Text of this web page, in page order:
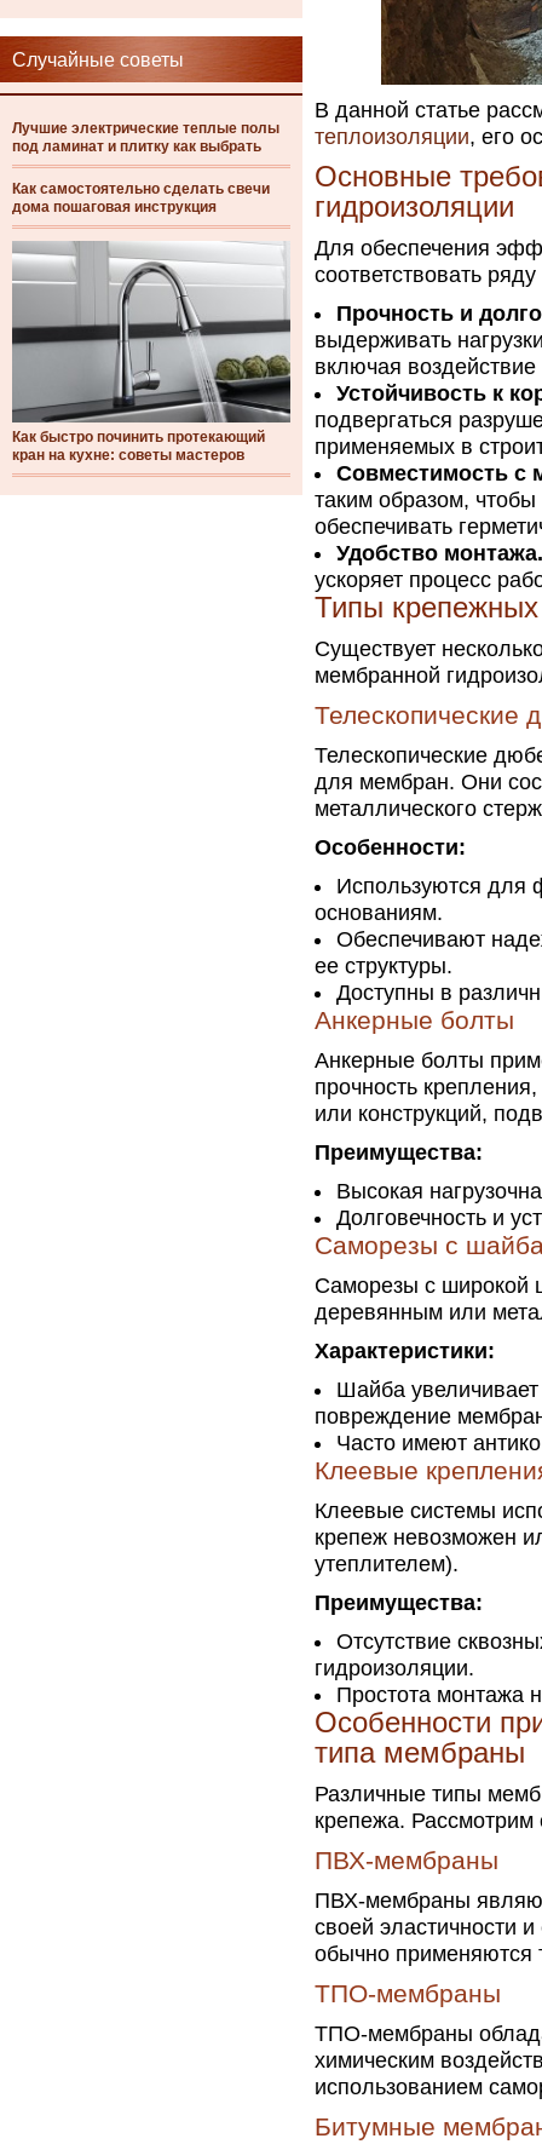
Случайные советы
Лучшие электрические теплые полы
под ламинат и плитку как выбрать
Как самостоятельно сделать свечи
дома пошаговая инструкция
Как быстро починить протекающий
кран на кухне: советы мастеров
В данной статье
теплоизоляции, его
Основные
гидроизоляции
Для обеспечения
соответствовать
Прочность и
выдерживать
включая
Устойчивость к
подвергаться
применяемых в
Совместимость с
таким образом,
обеспечивать
Удобство монтажа.
ускоряет процесс
Типы
Существует
мембранной
Телескопические
Телескопические
для мембран. Они
металлического
Особенности:
Используются для
основаниям.
Обеспечивают
ее структуры.
Доступны в
Анкерные болты
Анкерные болты
прочность
или конструкций,
Преимущества:
Высокая
Долговечность и
Саморезы с
Саморезы с широкой
деревянным или
Характеристики:
Шайба
повреждение
Часто имеют
Клеевые
Клеевые системы
крепеж невозможен
утеплителем).
Преимущества:
Отсутствие
гидроизоляции.
Простота монтажа
Особенности
типа мембраны
Различные типы
крепежа.
ПВХ-мембраны
ПВХ-мембраны
своей эластичности
обычно применяются
ТПО-мембраны
ТПО-мембраны
химическим
использованием
Битумные